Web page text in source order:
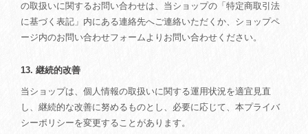
の取扱いに関するお問い合わせは、当ショップの「特定商取引法
に基づく表記」内にある連絡先へご連絡いただくか、ショップペ
ージ内のお問い合わせフォームよりお問い合わせください。
13. 継続的改善
当ショップは、個人情報の取扱いに関する運用状況を適宜見直
し、継続的な改善に努めるものとし、必要に応じて、本プライバ
シーポリシーを変更することがあります。